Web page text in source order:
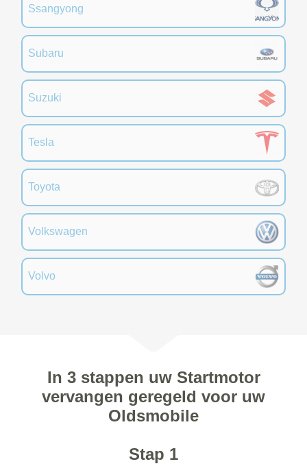
Ssangyong
Subaru
Suzuki
Tesla
Toyota
Volkswagen
Volvo
In 3 stappen uw Startmotor
vervangen geregeld voor uw
Oldsmobile
Stap 1